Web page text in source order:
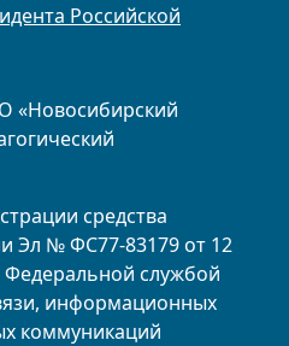
«Новосибирский
средства
Эл № ФС77-83179 от 12
Федеральной службой
информационных
коммуникаций
Российской